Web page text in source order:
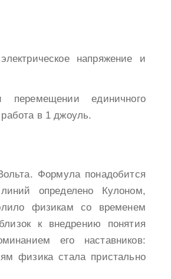
напряжение и
перемещении единичного
в 1 джоуль.
Формула понадобится
определено Кулоном,
физикам со временем
к внедрению понятия
его наставников:
физика стала пристально